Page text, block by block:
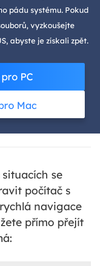
pádu systému. Pokud
vyzkoušejte
abyste je získali zpět.
PC
Mac
se
počítač s
navigace
přímo přejít